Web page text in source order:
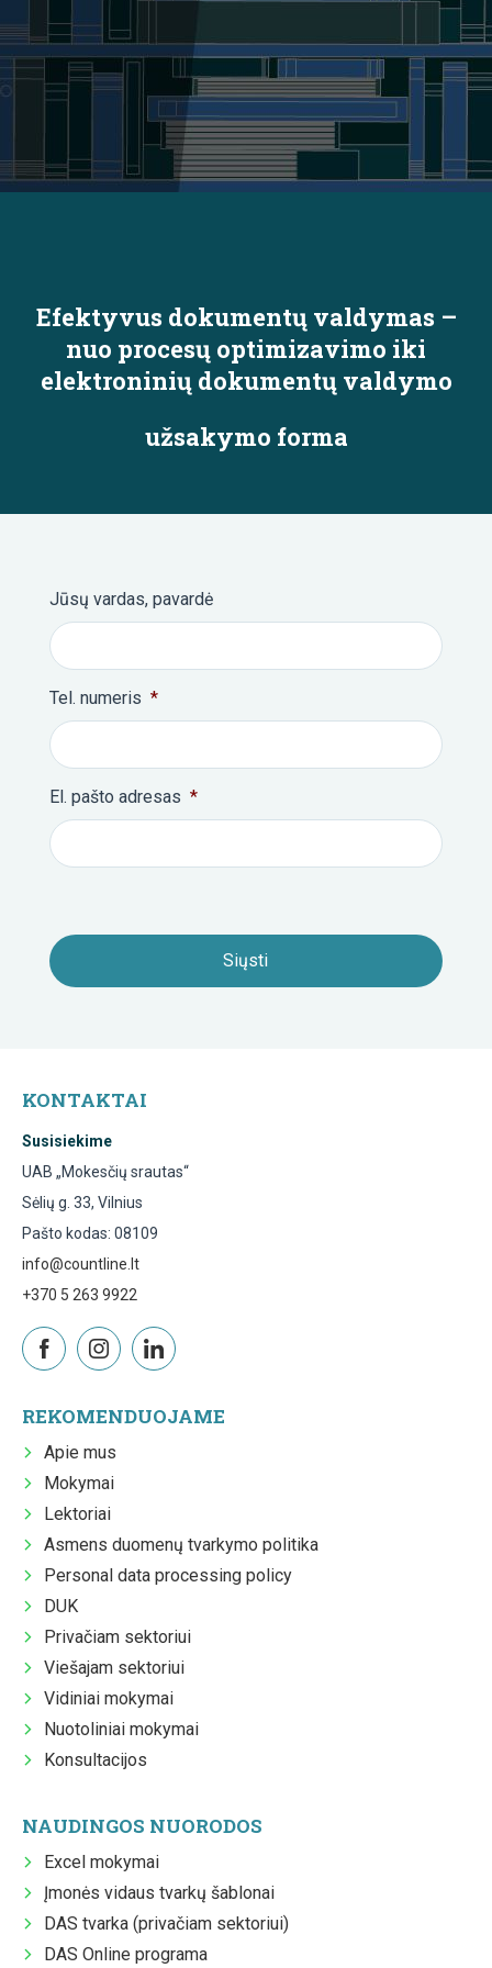
Efektyvus dokumentų valdymas –
nuo procesų optimizavimo iki
elektroninių dokumentų valdymo
užsakymo forma
Jūsų vardas, pavardė
Tel. numeris *
El. pašto adresas *
KONTAKTAI
Susisiekime
UAB „Mokesčių srautas“
Sėlių g. 33, Vilnius
Pašto kodas: 08109
info@countline.lt
+370 5 263 9922
REKOMENDUOJAME
Apie mus
Mokymai
Lektoriai
Asmens duomenų tvarkymo politika
Personal data processing policy
DUK
Privačiam sektoriui
Viešajam sektoriui
Vidiniai mokymai
Nuotoliniai mokymai
Konsultacijos
NAUDINGOS NUORODOS
Excel mokymai
Įmonės vidaus tvarkų šablonai
DAS tvarka (privačiam sektoriui)
DAS Online programa